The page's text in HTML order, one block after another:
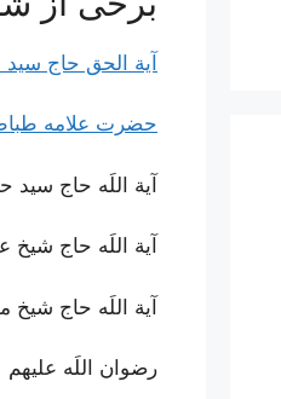
آیة الحق حاج
حضرت علامه
آية اللَه حاج
آية اللَه حاج
آية اللَه حاج
رضوان اللَه علیهم